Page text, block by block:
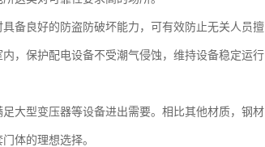
备良好的防盗防破坏能力，可有效防止无关人员擅
，保护配电设备不受潮气侵蚀，维持设备稳定运行
大型变压器等设备进出需要。相比其他材质，钢材
体的理想选择。